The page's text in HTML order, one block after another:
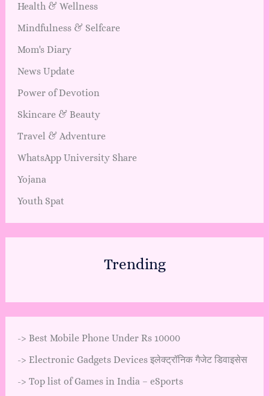
Health & Wellness
Mindfulness & Selfcare
Mom's Diary
News Update
Power of Devotion
Skincare & Beauty
Travel & Adventure
WhatsApp University Share
Yojana
Youth Spat
Trending
-> Best Mobile Phone Under Rs 10000
-> Electronic Gadgets Devices इलेक्ट्रॉनिक गैजेट डिवाइसेस
-> Top list of Games in India – eSports